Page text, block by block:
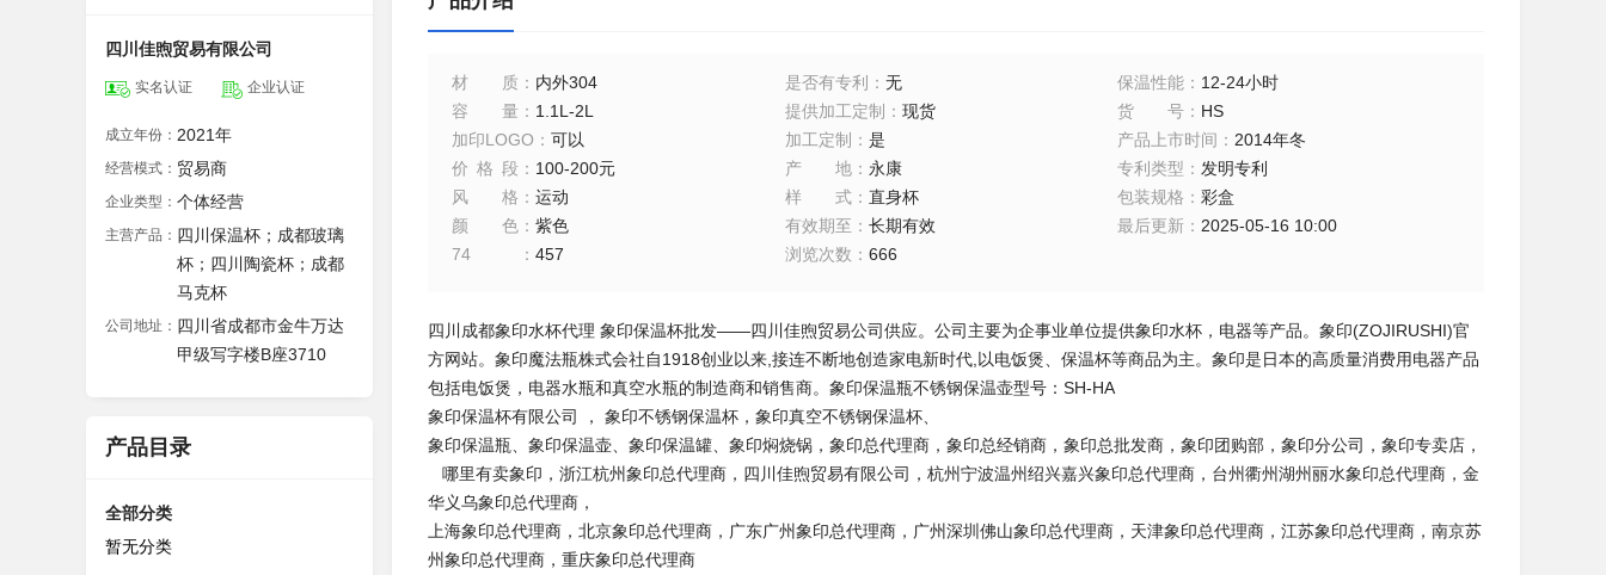
四川佳煦贸易有限公司
实名认证 企业认证
成立年份： 2021年
经营模式： 贸易商
企业类型： 个体经营
主营产品： 四川保温杯；成都玻璃
杯；四川陶瓷杯；成都
马克杯
公司地址： 四川省成都市金牛万达
甲级写字楼B座3710
产品目录
全部分类
暂无分类
材质 ： 内外304 是否有专利 ： 无 保温性能 ： 12-24小时
容量 ： 1.1L-2L 提供加工定制 ： 现货 货号 ： HS
加印LOGO ： 可以 加工定制 ： 是 产品上市时间 ： 2014年冬
价格段 ： 100-200元 产地： 永康 专利类型 ： 发明专利
风格 ： 运动 样式： 直身杯 包装规格 ：彩盒
颜色 ： 紫色 有效期至 ： 长期有效 最后更新 ： 2025-05-16 10:00
74
： 457 浏览次数 ： 666
四川成都象印水杯代理 象印保温杯批发——四川佳煦贸易公司供应。公司主要为企事业单位提供象印水杯，电器等产品。象印(ZOJIRUSHI)官
方网站。象印魔法瓶株式会社自1918创业以来,接连不断地创造家电新时代,以电饭煲、保温杯等商品为主。象印是日本的高质量消费用电器产品
包括电饭煲，电器水瓶和真空水瓶的制造商和销售商。象印保温瓶不锈钢保温壶型号：SH-HA
象印保温杯有限公司 ， 象印不锈钢保温杯，象印真空不锈钢保温杯、
象印保温瓶、象印保温壶、象印保温罐、象印焖烧锅，象印总代理商，象印总经销商，象印总批发商，象印团购部，象印分公司，象印专卖店，
哪里有卖象印，浙江杭州象印总代理商，四川佳煦贸易有限公司，杭州宁波温州绍兴嘉兴象印总代理商，台州衢州湖州丽水象印总代理商，金
华义乌象印总代理商，
上海象印总代理商，北京象印总代理商，广东广州象印总代理商，广州深圳佛山象印总代理商，天津象印总代理商，江苏象印总代理商，南京苏
州象印总代理商，重庆象印总代理商